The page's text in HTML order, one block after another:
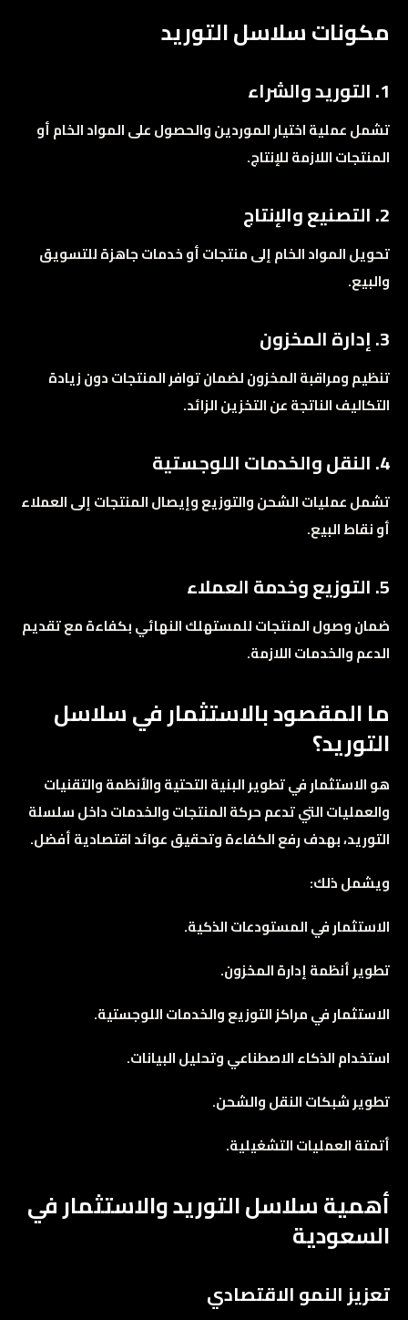
مكونات سلاسل التوريد
1. التوريد والشراء
تشمل عملية اختيار الموردين والحصول على المواد الخام أو
المنتجات اللازمة للإنتاج.
2. التصنيع والإنتاج
تحويل المواد الخام إلى منتجات أو خدمات جاهزة للتسويق
والبيع.
3. إدارة المخزون
تنظيم ومراقبة المخزون لضمان توافر المنتجات دون زيادة
التكاليف الناتجة عن التخزين الزائد.
4. النقل والخدمات اللوجستية
تشمل عمليات الشحن والتوزيع وإيصال المنتجات إلى العملاء
أو نقاط البيع.
5. التوزيع وخدمة العملاء
ضمان وصول المنتجات للمستهلك النهائي بكفاءة مع تقديم
الدعم والخدمات اللازمة.
ما المقصود بالاستثمار في سلاسل
التوريد؟
هو الاستثمار في تطوير البنية التحتية والأنظمة والتقنيات
والعمليات التي تدعم حركة المنتجات والخدمات داخل سلسلة
التوريد، بهدف رفع الكفاءة وتحقيق عوائد اقتصادية أفضل.
ويشمل ذلك:
الاستثمار في المستودعات الذكية.
تطوير أنظمة إدارة المخزون.
الاستثمار في مراكز التوزيع والخدمات اللوجستية.
استخدام الذكاء الاصطناعي وتحليل البيانات.
تطوير شبكات النقل والشحن.
أتمتة العمليات التشغيلية.
أهمية سلاسل التوريد والاستثمار في
السعودية
تعزيز النمو الاقتصادي